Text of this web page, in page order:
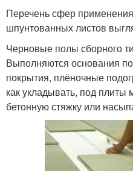
Перечень сфер
шпунтованных листов
Черновые полы сборного
Выполняются основания
покрытия, плёночные
как укладывать, под плиты
бетонную стяжку или